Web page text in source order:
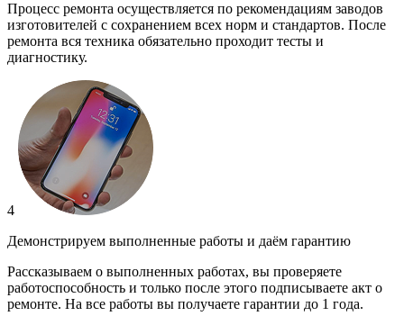
Процесс ремонта осуществляется по рекомендациям заводов
изготовителей с сохранением всех норм и стандартов. После
ремонта вся техника обязательно проходит тесты и
диагностику.
4
Демонстрируем выполненные работы и даём гарантию
Рассказываем о выполненных работах, вы проверяете
работоспособность и только после этого подписываете акт о
ремонте. На все работы вы получаете гарантии до 1 года.